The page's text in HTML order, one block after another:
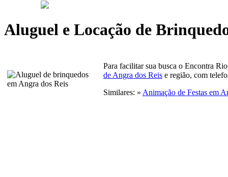
Aluguel e Locação de
Para facilitar sua busca o Encontra
de Angra dos Reis e região, com
Similares: » Animação de Festas em